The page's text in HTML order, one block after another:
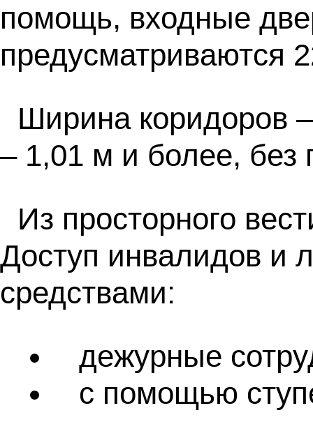
помощь, входные
предусматриваются
Ширина коридоров
– 1,01 м и более, без
Из просторного
Доступ инвалидов и
средствами:
дежурные
с помощью